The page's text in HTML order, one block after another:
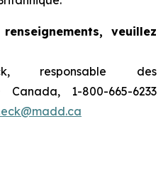
veuillez
responsable des
Canada, 1-800-665-6233